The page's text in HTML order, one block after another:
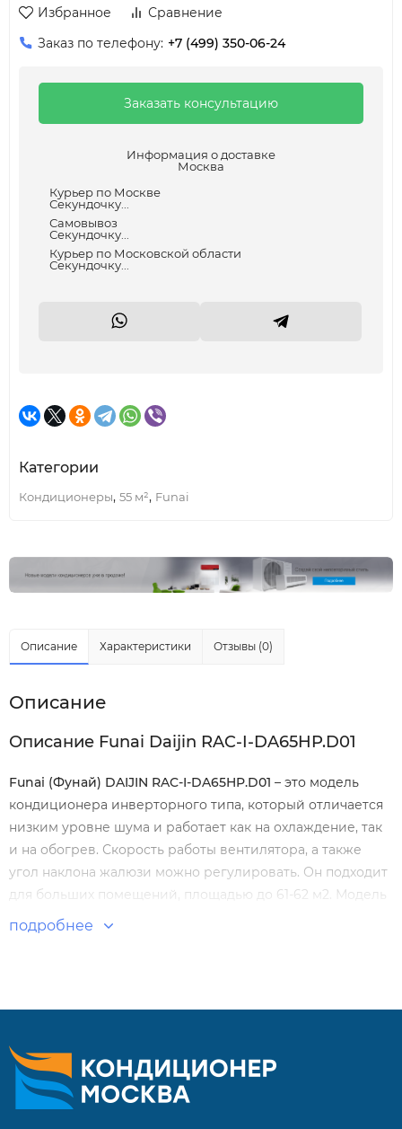
Избранное
Сравнение
Заказ по телефону: +7 (499) 350-06-24
Заказать консультацию
Информация о доставке
Москва
Курьер по Москве
Секундочку...
Самовывоз
Секундочку...
Курьер по Московской области
Секундочку...
Категории
Кондиционеры, 55 м², Funai
Описание Характеристики Отзывы (0)
Описание
Описание Funai Daijin RAC-I-DA65HP.D01
Funai (Фунай) DAIJIN RAC-I-DA65HP.D01 – это модель
кондиционера инверторного типа, который отличается
низким уровне шума и работает как на охлаждение, так
и на обогрев. Скорость работы вентилятора, а также
угол наклона жалюзи можно регулировать. Он подходит
для больших помещений, площадью до 61-62 м2. Модель
отличается эффективностью работы и
Работа на обогрев при температуре до -15 °С.
Низкий уровень шума.
7 скоростей вентилятора внутреннего блока.
подробнее